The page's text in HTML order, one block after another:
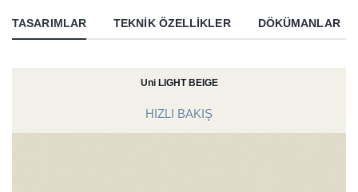
TASARIMLAR TEKNIK ÖZELLIKLER DÖKÜMANLAR
Uni LIGHT BEIGE
HIZLI BAKIŞ